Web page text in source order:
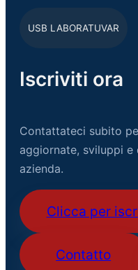
USB LABORATUVAR
Iscriviti ora
Contattateci subito
aggiornate, sviluppi
azienda.
Clicca per
Contatto